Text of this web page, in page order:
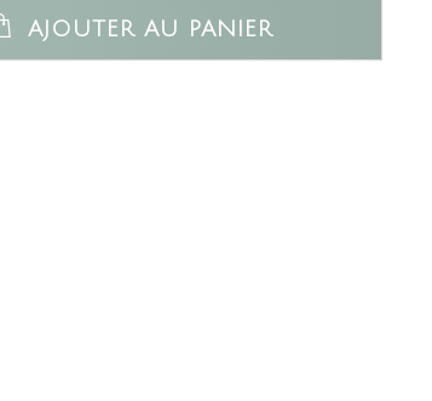
AJOUTER AU PANIER